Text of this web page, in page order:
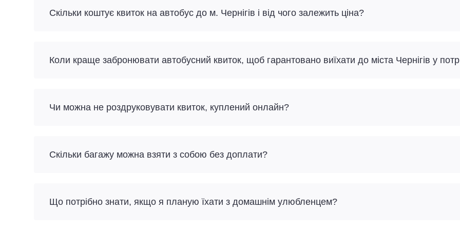
Скільки коштує квиток на автобус до м. Чернігів і від чого залежить ціна?
Коли краще забронювати автобусний квиток, щоб гарантовано виїхати до міста Чернігів у
Чи можна не роздруковувати квиток, куплений онлайн?
Скільки багажу можна взяти з собою без доплати?
Що потрібно знати, якщо я планую їхати з домашнім улюбленцем?